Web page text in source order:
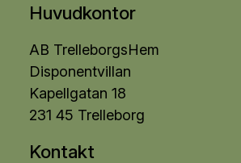
Huvudkontor
AB TrelleborgsHem
Disponentvillan
Kapellgatan 18
231 45 Trelleborg
Kontakt